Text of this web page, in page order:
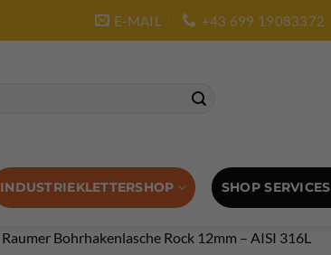
E-MAIL +43 699 19083372
INDUSTRIEKLETTERSHOP SHOP SERVICES
Raumer Bohrhakenlasche Rock 12mm – AISI 316L